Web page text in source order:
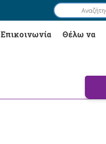
Επικοινωνία Θέλω να